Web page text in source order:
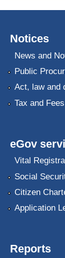
Notices
News and
Public
Act, law and
Tax and Fees
eGov
Vital
Social
Citizen
Application
Reports